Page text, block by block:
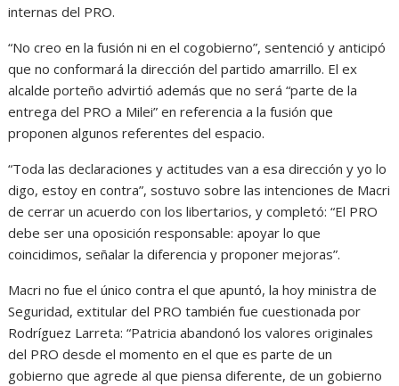
internas del PRO.
“No creo en la fusión ni en el cogobierno”, sentenció y anticipó
que no conformará la dirección del partido amarrillo. El ex
alcalde porteño advirtió además que no será “parte de la
entrega del PRO a Milei” en referencia a la fusión que
proponen algunos referentes del espacio.
“Toda las declaraciones y actitudes van a esa dirección y yo lo
digo, estoy en contra”, sostuvo sobre las intenciones de Macri
de cerrar un acuerdo con los libertarios, y completó: “El PRO
debe ser una oposición responsable: apoyar lo que
coincidimos, señalar la diferencia y proponer mejoras”.
Macri no fue el único contra el que apuntó, la hoy ministra de
Seguridad, extitular del PRO también fue cuestionada por
Rodríguez Larreta: “Patricia abandonó los valores originales
del PRO desde el momento en el que es parte de un
gobierno que agrede al que piensa diferente, de un gobierno